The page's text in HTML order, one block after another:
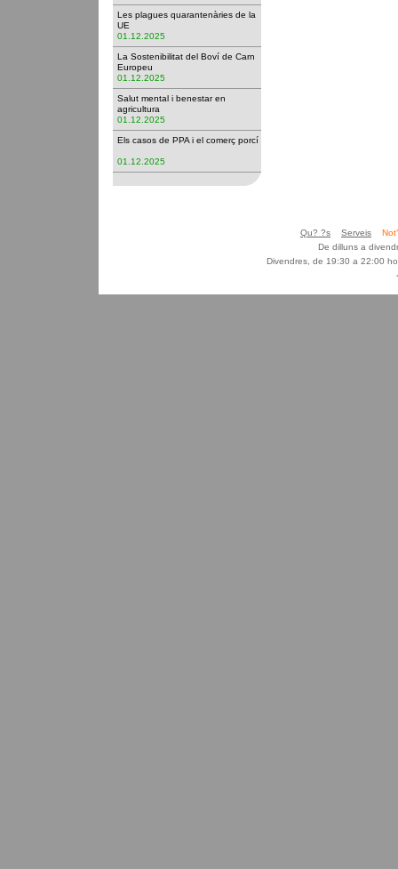
Les plagues quarantenàries de la
UE
01.12.2025
La Sostenibilitat del Boví de Carn
Europeu
01.12.2025
Salut mental i benestar en
agricultura
01.12.2025
Els casos de PPA i el comerç porcí
01.12.2025
Qu? ?s Serveis
De dilluns a
Divendres, de 19:30 a 22:00